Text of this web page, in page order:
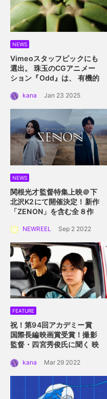
NEWS
Vimeoスタッフピックにも
選出。 珠玉のCGアニメー
ション『Odd』は、 有機的
則性を描く。
kana Jan 23 2025
NEWS
関根光才監督特集上映＠下
北沢K2にて開催決定！ 新作
「ZENON」を含む全８作
NEWREEL Sep 2 2022
FEATURE
祝！第94回アカデミー賞
国際長編映画賞受賞！撮影
監督・四宮秀俊氏に聞く 映
ー」におけるロケーション
の魅力
kana Mar 29 2022